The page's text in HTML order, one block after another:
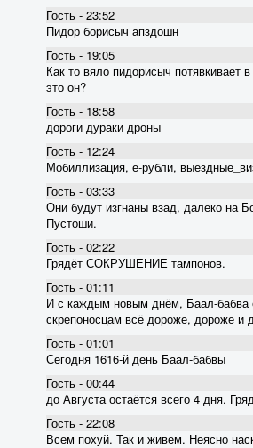
Гость - 23:52
Пидор борисыч апздошн
Гость - 19:05
Как то вяло пидорисыч потявкивает
это он?
Гость - 18:58
дороги дураки дроны
Гость - 12:24
Мобиллизация, е-рубли,
Гость - 03:33
Они будут изгнаны взад, далеко на
Пустоши.
Гость - 02:22
Грядёт СОКРУШЕНИЕ тампонов.
Гость - 01:11
И с каждым новым днём, Баал-бабва
скрепоносцам всё дороже, дороже и
Гость - 01:01
Сегодня 1616-й день Баал-бабвы
Гость - 00:44
до Августа остаётся всего 4 дня.
Гость - 22:08
Всем похуй. Так и живем. Неясно